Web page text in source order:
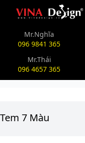
vinadesign.vn
Mr.Nghĩa
096 9841 365
Mr.Thái
096 4657 365
Tem 7 Màu